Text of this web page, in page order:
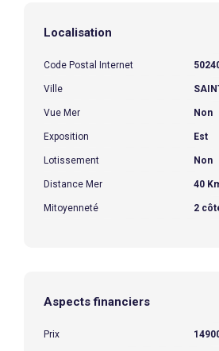
Localisation
Code Postal Internet
Ville
Vue Mer Non
Exposition Est
Lotissement Non
Distance Mer 40
Mitoyenneté 2
Aspects financiers
Prix